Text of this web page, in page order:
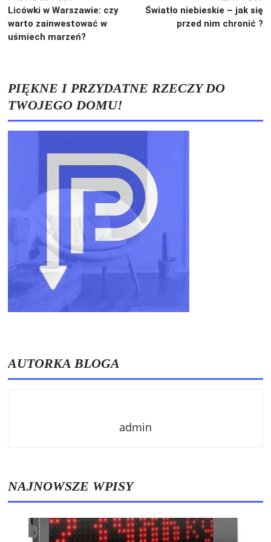
wpisu
post:
Licówki w Warszawie: czy
warto zainwestować w
uśmiech marzeń?
Światło niebieskie – jak się
przed nim chronić ?
PIĘKNE I PRZYDATNE RZECZY DO
TWOJEGO DOMU!
AUTORKA BLOGA
admin
NAJNOWSZE WPISY